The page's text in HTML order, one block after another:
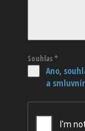
Souhlas*
Ano,
a